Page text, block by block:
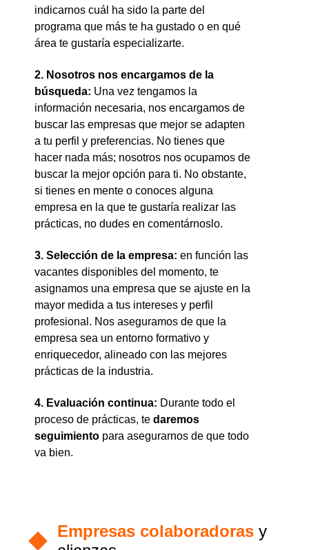
indicarnos cuál ha sido la parte del
programa que más te ha gustado o en qué
área te gustaría especializarte.
2. Nosotros nos encargamos de la
búsqueda: Una vez tengamos la
información necesaria, nos encargamos de
buscar las empresas que mejor se adapten
a tu perfil y preferencias. No tienes que
hacer nada más; nosotros nos ocupamos de
buscar la mejor opción para ti. No obstante,
si tienes en mente o conoces alguna
empresa en la que te gustaría realizar las
prácticas, no dudes en comentárnoslo.
3. Selección de la empresa: en función las
vacantes disponibles del momento, te
asignamos una empresa que se ajuste en la
mayor medida a tus intereses y perfil
profesional. Nos aseguramos de que la
empresa sea un entorno formativo y
enriquecedor, alineado con las mejores
prácticas de la industria.
4. Evaluación continua: Durante todo el
proceso de prácticas, te daremos
seguimiento para asegurarnos de que todo
va bien.
Empresas colaboradorasy